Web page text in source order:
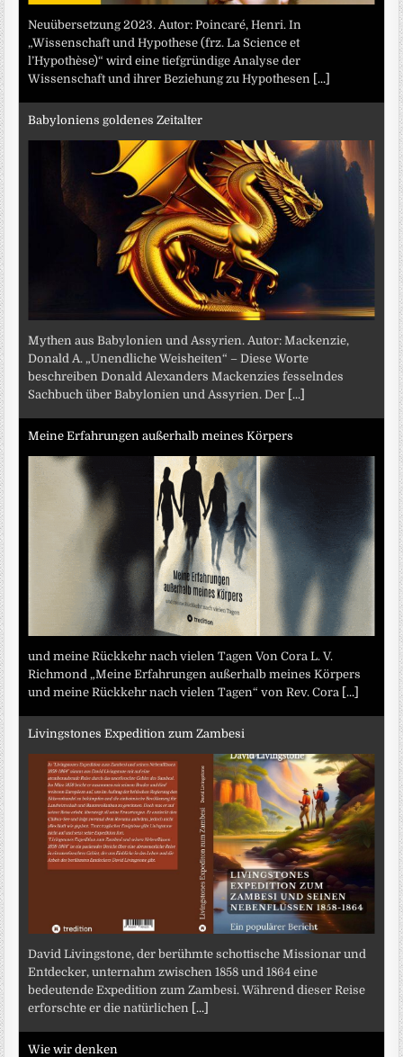
Neuübersetzung 2023. Autor: Poincaré, Henri. In
„Wissenschaft und Hypothese (frz. La Science et
l’Hypothèse)“ wird eine tiefgründige Analyse der
Wissenschaft und ihrer Beziehung zu Hypothesen [...]
Babyloniens goldenes Zeitalter
Mythen aus Babylonien und Assyrien. Autor: Mackenzie,
Donald A. „Unendliche Weisheiten“ – Diese Worte
beschreiben Donald Alexanders Mackenzies fesselndes
Sachbuch über Babylonien und Assyrien. Der [...]
Meine Erfahrungen außerhalb meines Körpers
und meine Rückkehr nach vielen Tagen Von Cora L. V.
Richmond „Meine Erfahrungen außerhalb meines Körpers
und meine Rückkehr nach vielen Tagen“ von Rev. Cora [...]
Livingstones Expedition zum Zambesi
David Livingstone, der berühmte schottische Missionar und
Entdecker, unternahm zwischen 1858 und 1864 eine
bedeutende Expedition zum Zambesi. Während dieser Reise
erforschte er die natürlichen [...]
Wie wir denken